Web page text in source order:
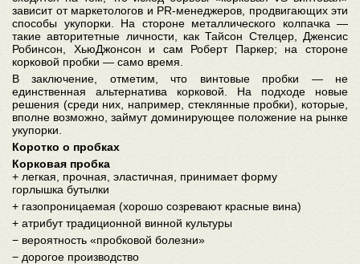
зависит от маркетологов и PR-менеджеров, продвигающих эти
способы укупорки. На стороне металлического колпачка —
такие авторитетные личности, как Тайсон Стелцер, Дженсис
Робинсон, ХьюДжонсон и сам Роберт Паркер; на стороне
корковой пробки — само время.
В заключение, отметим, что винтовые пробки — не
единственная альтернатива корковой. На подходе новые
решения (среди них, например, стеклянные пробки), которые,
вполне возможно, займут доминирующее положение на рынке
укупорки.
Коротко о пробках
Корковая пробка
+ легкая, прочная, эластичная, принимает форму
горлышка бутылки
+ газопроницаемая (хорошо созревают красные вина)
+ атрибут традиционной винной культуры
− вероятность «пробковой болезни»
− дорогое производство